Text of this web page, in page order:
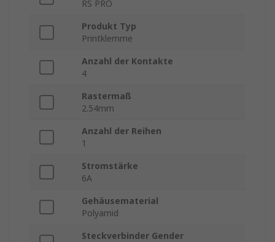
RS PRO
Produkt Typ
Printklemme
Anzahl der Kontakte
4
Rastermaß
2.54mm
Anzahl der Reihen
1
Stromstärke
6A
Gehäusematerial
Polyamid
Steckverbinder Gender